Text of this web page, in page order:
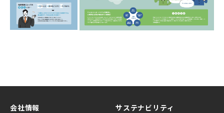
会社情報 サステナビリティ